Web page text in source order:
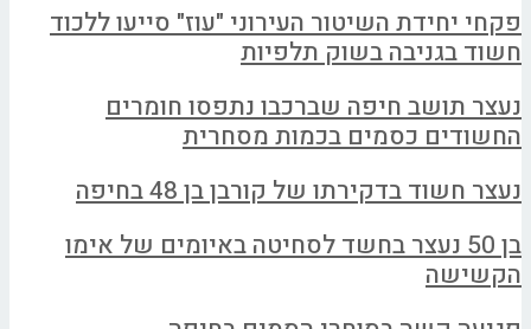
פקחי יחידת השיטור העירוני "עוז" סייעו ללכוד
חשוד בגניבה בשוק תלפיות
נעצר תושב חיפה שברכבו נתפסו חומרים
החשודים כסמים בכמות מסחרית
נעצר חשוד בדקירתו של קורבן בן 48 בחיפה
בן 50 נעצר בחשד לסחיטה באיומים של אימו
הקשישה